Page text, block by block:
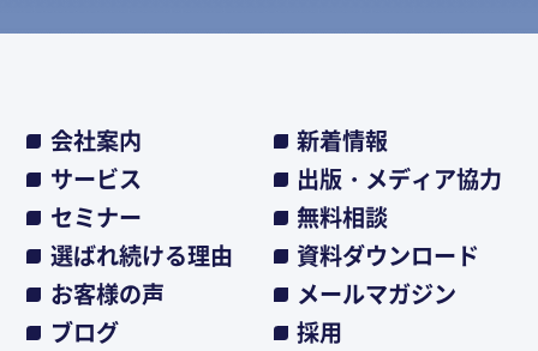
会社案内
新着情報
サービス
出版・メディア協力
セミナー
無料相談
選ばれ続ける理由
資料ダウンロード
お客様の声
メールマガジン
ブログ
採用